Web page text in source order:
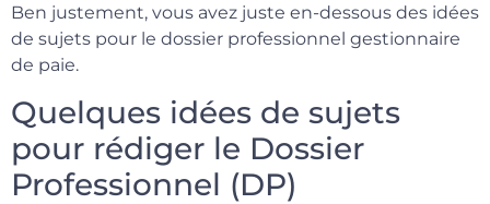
Ben justement, vous avez juste en-dessous des idées
de sujets pour le dossier professionnel gestionnaire
de paie.
Quelques idées de sujets
pour rédiger le Dossier
Professionnel (DP)